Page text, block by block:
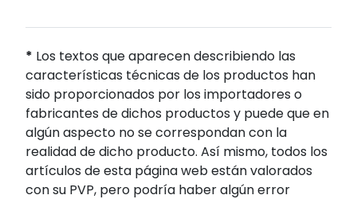
* Los textos que aparecen describiendo las
características técnicas de los productos han
sido proporcionados por los importadores o
fabricantes de dichos productos y puede que en
algún aspecto no se correspondan con la
realidad de dicho producto. Así mismo, todos los
artículos de esta página web están valorados
con su PVP, pero podría haber algún error